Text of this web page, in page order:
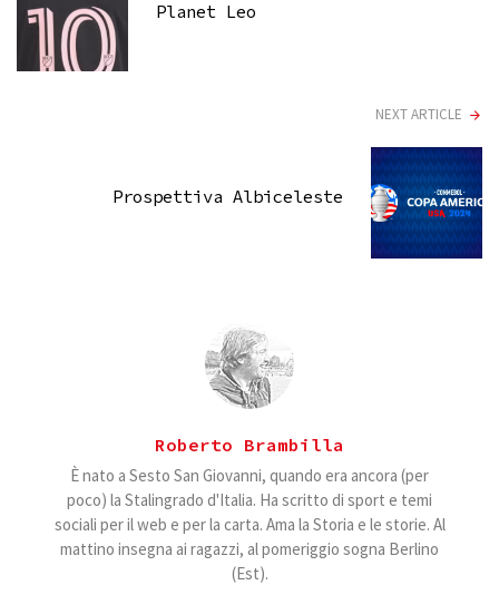
Planet Leo
NEXT ARTICLE
Prospettiva Albiceleste
Roberto Brambilla
È nato a Sesto San Giovanni, quando era ancora (per
poco) la Stalingrado d'Italia. Ha scritto di sport e temi
sociali per il web e per la carta. Ama la Storia e le storie. Al
mattino insegna ai ragazzi, al pomeriggio sogna Berlino
(Est).